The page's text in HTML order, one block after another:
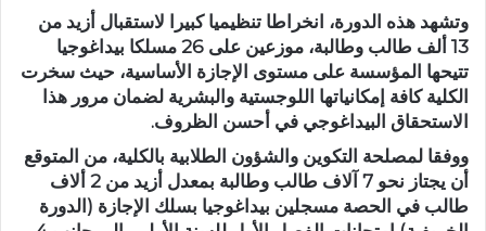
وتشهد هذه الدورة، انخراطا تنظيميا كبيرا لاستقبال أزيد من
13 ألف طالب وطالبة، موزعين على 26 مسلكا بيداغوجيا
تتيحها المؤسسة على مستوى الإجازة الأساسية، حيث سخرت
الكلية كافة إمكانياتها اللوجستية والبشرية لضمان مرور هذا
الاستحقاق البيداغوجي في أحسن الظروف.
ووفقا لمصلحة التكوين والشؤون الطلابية بالكلية، من المتوقع
أن يجتاز نحو 7 آلاف طالب وطالبة بمعدل أزيد من 2 ألاف
طالب في الحصة مسجلين بيداغوجيا بسلك الإجازة (الدورة